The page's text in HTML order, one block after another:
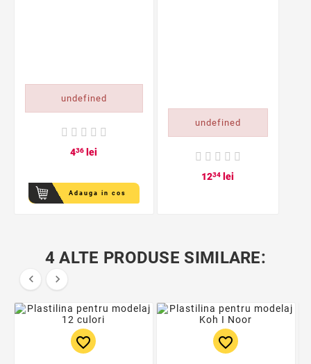
undefined
436 lei
Adauga in cos
undefined
1234 lei
4 ALTE PRODUSE SIMILARE:
 
favorite_border favorite_border